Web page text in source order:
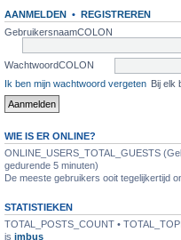
AANMELDEN • REGISTREREN
GebruikersnaamCOLON
WachtwoordCOLON
Ik ben mijn wachtwoord vergeten Bij elk
WIE IS ER ONLINE?
ONLINE_USERS_TOTAL_GUESTS
gedurende 5 minuten)
De meeste gebruikers ooit tegelijkertijd
STATISTIEKEN
TOTAL_POSTS_COUNT •
is jmbus